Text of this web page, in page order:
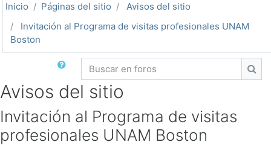
Inicio Páginas del sitio
Avisos del sitio
Invitación al Programa de visitas profesionales UNAM
Boston
Buscar en foros
Avisos del sitio
Invitación al Programa de visitas
profesionales UNAM Boston